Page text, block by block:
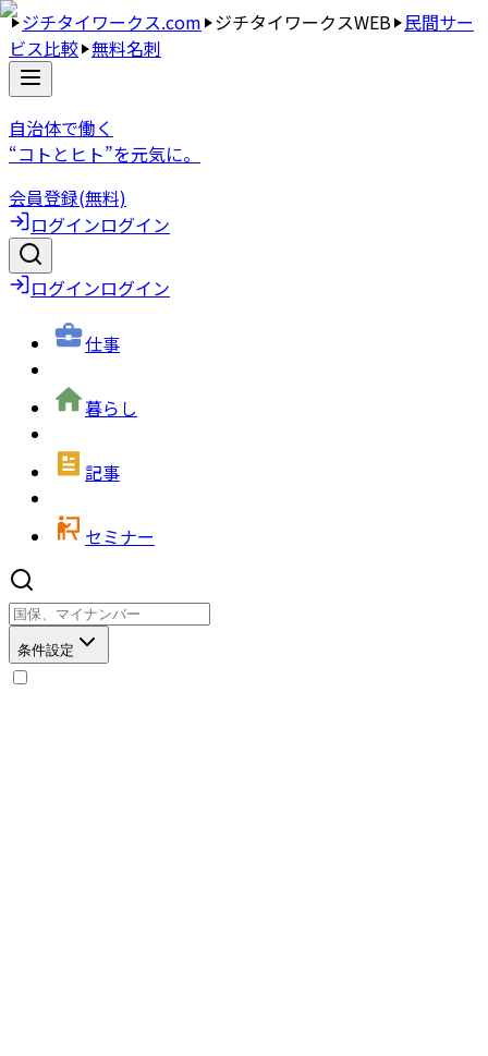
ジチタイワークス.com ジチタイワークスWEB 民間サー
ビス比較 無料名刺
自治体で働く
“コトとヒト”を元気に。
会員登録(無料)
ログインログイン
ログインログイン
仕事
暮らし
記事
セミナー
条件設定